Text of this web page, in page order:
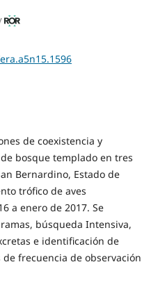
de coexistencia y
bosque templado en tres
Bernardino, Estado de
trófico de aves
a enero de 2017. Se
búsqueda Intensiva,
e identificación de
frecuencia de observación